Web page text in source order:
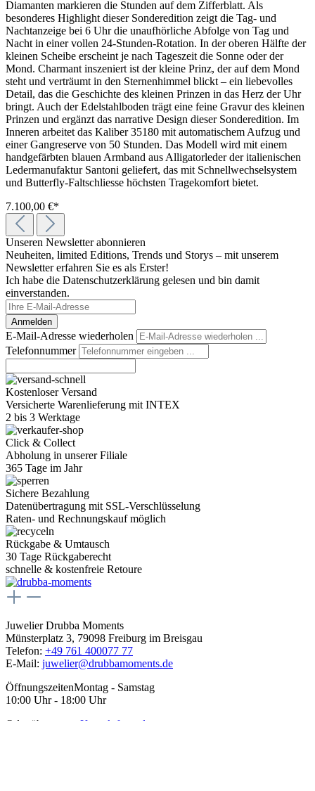
Diamanten markieren die Stunden auf dem Zifferblatt. Als
besonderes Highlight dieser Sonderedition zeigt die Tag- und
Nachtanzeige bei 6 Uhr die unaufhörliche Abfolge von Tag und
Nacht in einer vollen 24-Stunden-Rotation. In der oberen Hälfte der
kleinen Scheibe erscheint je nach Tageszeit die Sonne oder der
Mond. Charmant inszeniert ist der kleine Prinz, der auf dem Mond
steht und verträumt in den Sternenhimmel blickt – ein liebevolles
Detail, das die Geschichte des kleinen Prinzen in das Herz der Uhr
bringt. Auch der Edelstahlboden trägt eine feine Gravur des kleinen
Prinzen und ergänzt das narrative Design dieser Sonderedition. Im
Inneren arbeitet das Kaliber 35180 mit automatischem Aufzug und
einer Gangreserve von 50 Stunden. Das Modell wird mit einem
handgefärbten blauen Armband aus Alligatorleder der italienischen
Ledermanufaktur Santoni geliefert, das mit Schnellwechselsystem
und Butterfly-Faltschliesse höchsten Tragekomfort bietet.
7.100,00 €*
Unseren Newsletter abonnieren
Neuheiten, limited Editions, Trends und Storys – mit unserem
Newsletter erfahren Sie es als Erster!
Ich habe die Datenschutzerklärung gelesen und bin damit
einverstanden.
Anmelden
E-Mail-Adresse wiederholen
Telefonnummer
Kostenloser Versand
Versicherte Warenlieferung mit INTEX
2 bis 3 Werktage
Click & Collect
Abholung in unserer Filiale
365 Tage im Jahr
Sichere Bezahlung
Datenübertragung mit SSL-Verschlüsselung
Raten- und Rechnungskauf möglich
Rückgabe & Umtausch
30 Tage Rückgaberecht
schnelle & kostenfreie Retoure
Juwelier Drubba Moments
Münsterplatz 3, 79098 Freiburg im Breisgau
Telefon: +49 761 400077 77
E-Mail: juwelier@drubbamoments.de
ÖffnungszeitenMontag - Samstag
10:00 Uhr - 18:00 Uhr
Oder über unser Kontaktformular